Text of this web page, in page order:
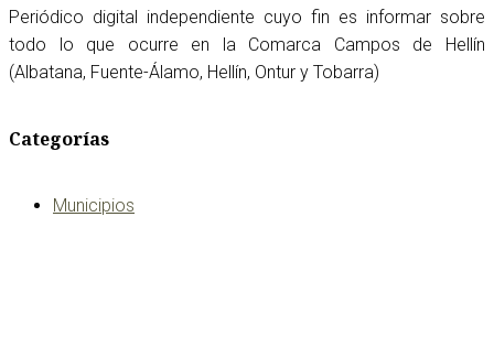
Periódico digital independiente cuyo fin es informar sobre
todo lo que ocurre en la Comarca Campos de Hellín
(Albatana, Fuente-Álamo, Hellín, Ontur y Tobarra)
Categorías
Municipios